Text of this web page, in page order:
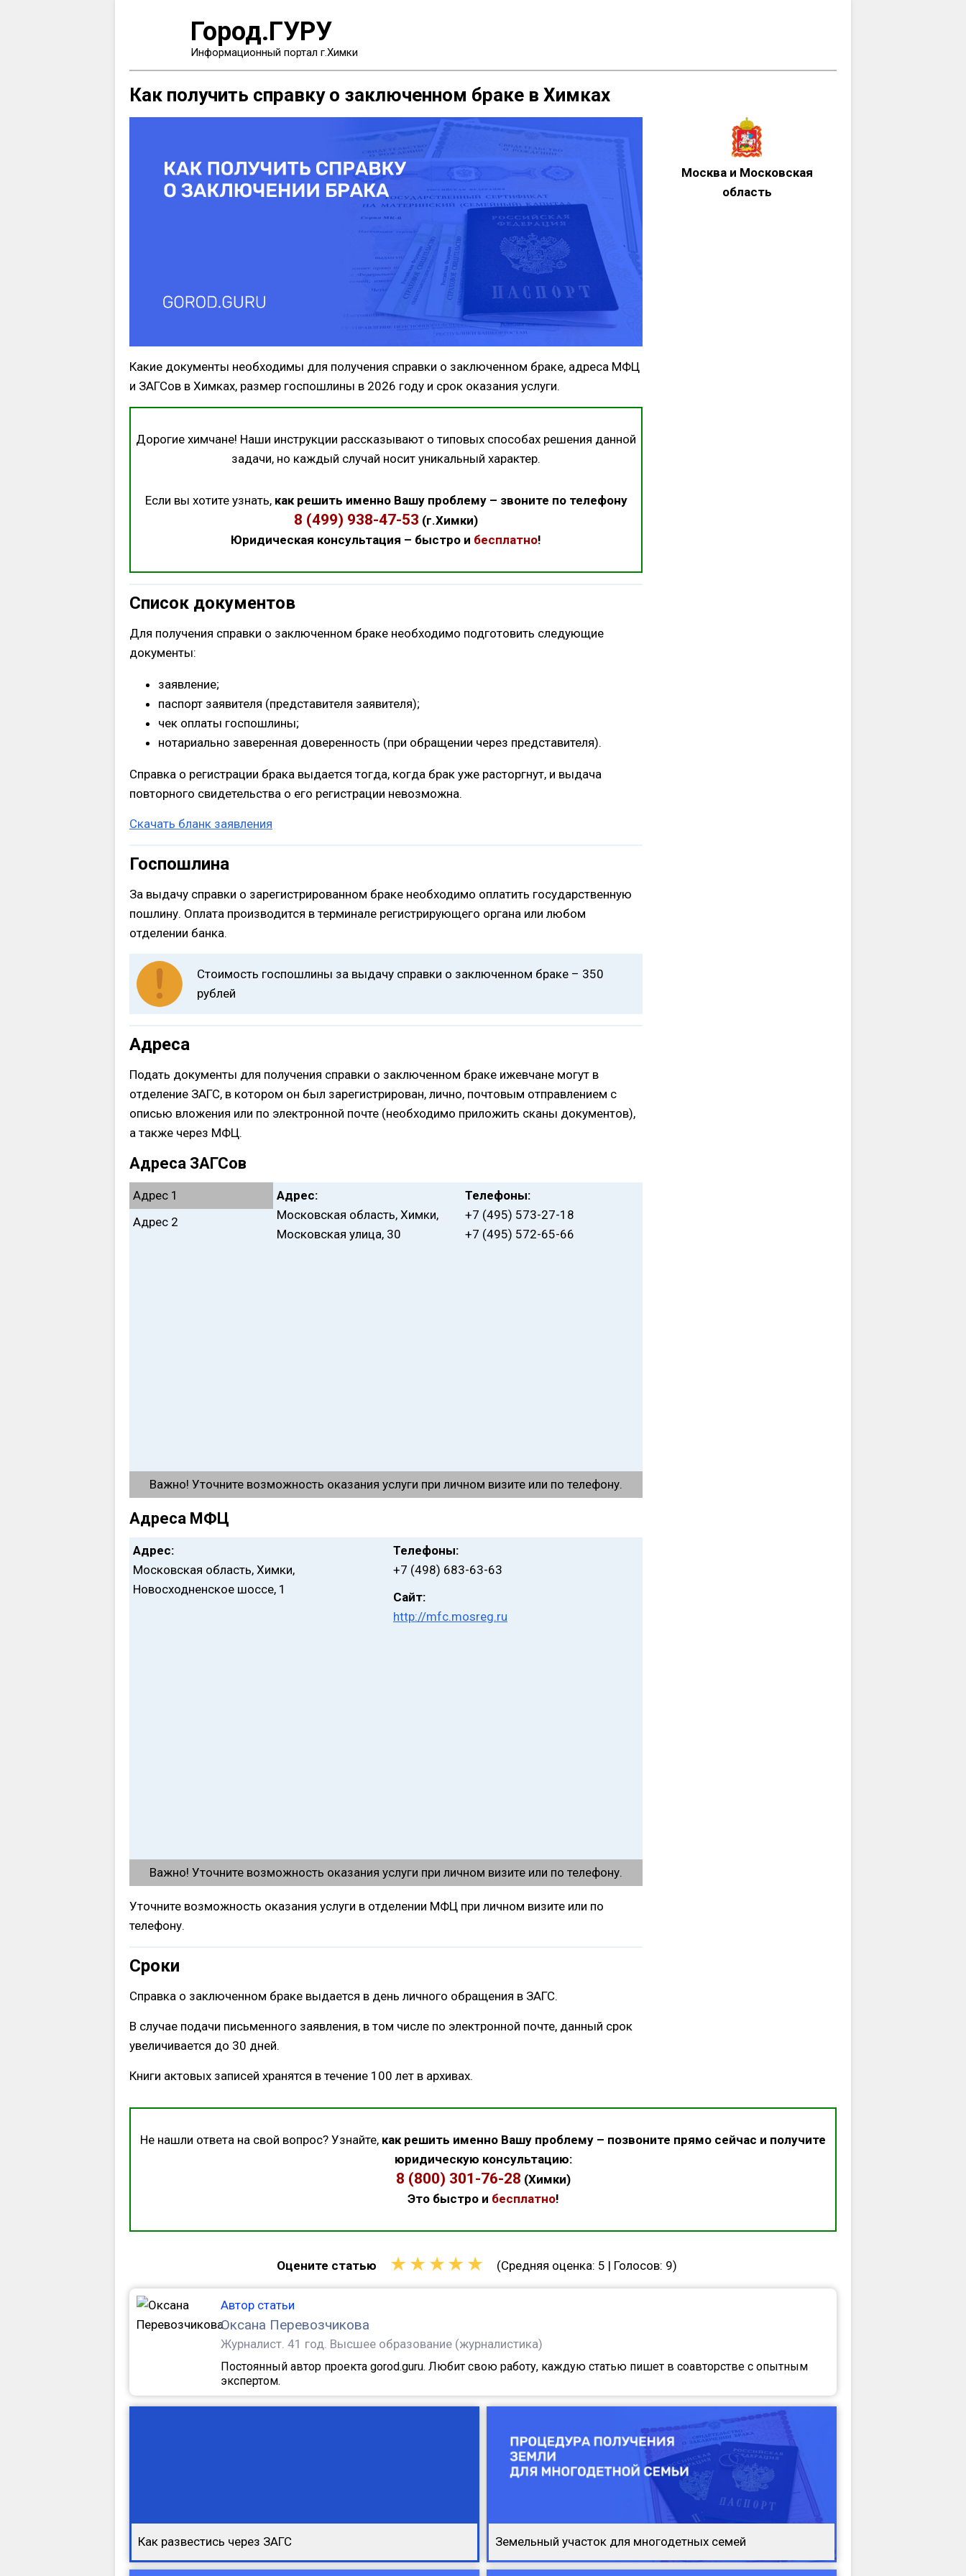
Город.ГУРУ
Информационный портал г.Химки
Как получить справку о заключенном браке в Химках
Какие документы необходимы для получения справки о заключенном браке, адреса МФЦ
и ЗАГСов в Химках, размер госпошлины в 2026 году и срок оказания услуги.
Дорогие химчане! Наши инструкции рассказывают о типовых способах решения данной
задачи, но каждый случай носит уникальный характер.
Если вы хотите узнать, как решить именно Вашу проблему – звоните по телефону
8 (499) 938-47-53 (г.Химки)
Юридическая консультация – быстро и бесплатно!
Список документов
Для получения справки о заключенном браке необходимо подготовить следующие
документы:
заявление;
паспорт заявителя (представителя заявителя);
чек оплаты госпошлины;
нотариально заверенная доверенность (при обращении через представителя).
Справка о регистрации брака выдается тогда, когда брак уже расторгнут, и выдача
повторного свидетельства о его регистрации невозможна.
Скачать бланк заявления
Госпошлина
За выдачу справки о зарегистрированном браке необходимо оплатить государственную
пошлину. Оплата производится в терминале регистрирующего органа или любом
отделении банка.
Стоимость госпошлины за выдачу справки о заключенном браке – 350
рублей
Адреса
Подать документы для получения справки о заключенном браке ижевчане могут в
отделение ЗАГС, в котором он был зарегистрирован, лично, почтовым отправлением с
описью вложения или по электронной почте (необходимо приложить сканы документов),
а также через МФЦ.
Адреса ЗАГСов
Адрес 1
Адрес 2
Адрес:
Московская область, Химки,
Московская улица, 30
Телефоны:
+7 (495) 573-27-18
+7 (495) 572-65-66
Важно! Уточните возможность оказания услуги при личном визите или по телефону.
Адреса МФЦ
Адрес:
Московская область, Химки,
Новосходненское шоссе, 1
Телефоны:
+7 (498) 683-63-63
Сайт:
http://mfc.mosreg.ru
Важно! Уточните возможность оказания услуги при личном визите или по телефону.
Уточните возможность оказания услуги в отделении МФЦ при личном визите или по
телефону.
Сроки
Справка о заключенном браке выдается в день личного обращения в ЗАГС.
В случае подачи письменного заявления, в том числе по электронной почте, данный срок
увеличивается до 30 дней.
Книги актовых записей хранятся в течение 100 лет в архивах.
Москва и Московская
область
Не нашли ответа на свой вопрос? Узнайте, как решить именно Вашу проблему – позвоните прямо сейчас и получите
юридическую консультацию:
8 (800) 301-76-28 (Химки)
Это быстро и бесплатно!
Оцените статью ★ ★ ★★ ★ (Средняя оценка: 5 | Голосов: 9)
Автор статьи
Оксана Перевозчикова
Журналист. 41 год. Высшее образование (журналистика)
Постоянный автор проекта gorod.guru. Любит свою работу, каждую статью пишет в соавторстве с опытным
экспертом.
Как развестись через ЗАГС Земельный участок для многодетных семей